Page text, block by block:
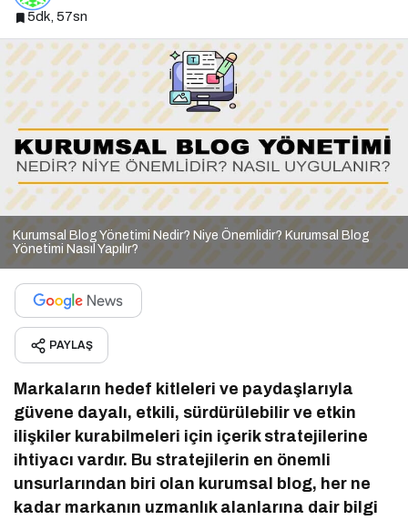
5dk, 57sn
Kurumsal Blog Yönetimi Nedir? Niye Önemlidir? Kurumsal Blog
Yönetimi Nasıl Yapılır?
PAYLAŞ
Markaların hedef kitleleri ve paydaşlarıyla
güvene dayalı, etkili, sürdürülebilir ve etkin
ilişkiler kurabilmeleri için içerik stratejilerine
ihtiyacı vardır. Bu stratejilerin en önemli
unsurlarından biri olan kurumsal blog, her ne
kadar markanın uzmanlık alanlarına dair bilgi